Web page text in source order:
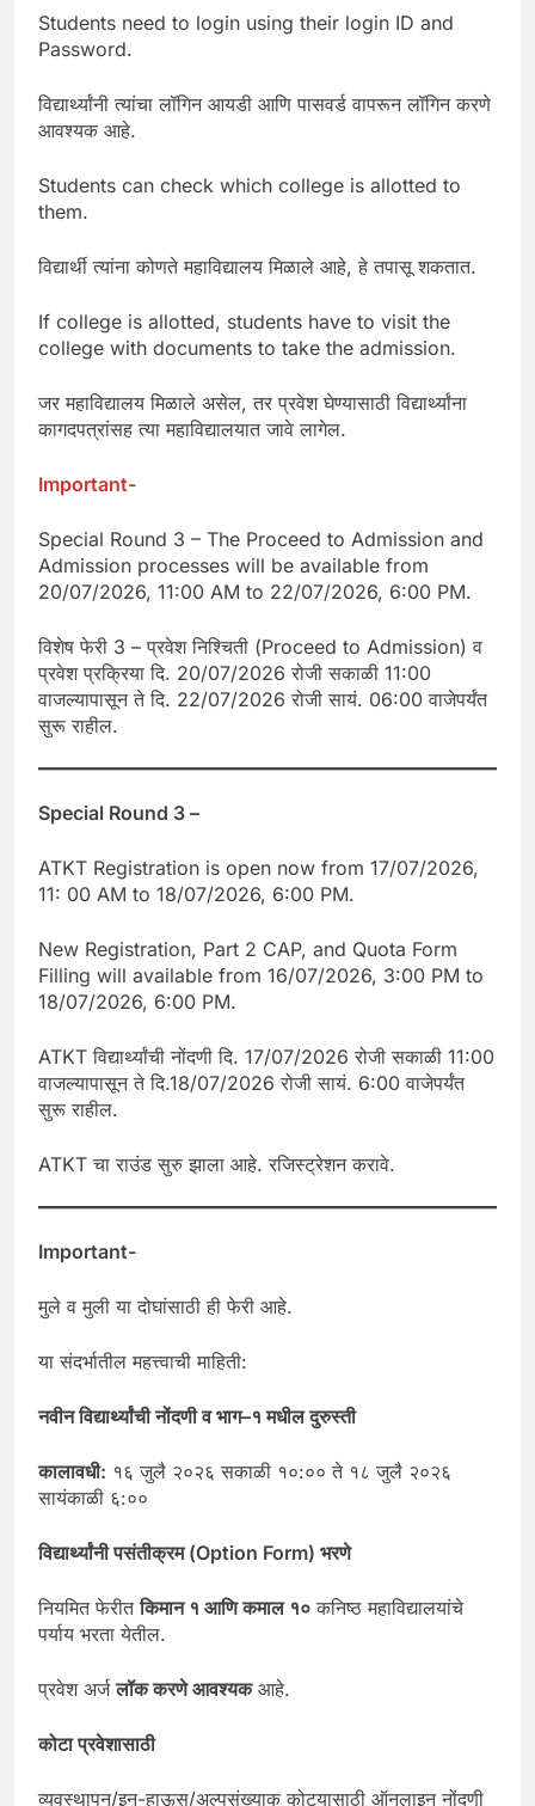
Students need to login using their login ID and
Password.
विद्यार्थ्यांनी त्यांचा लॉगिन आयडी आणि पासवर्ड वापरून लॉगिन करणे
आवश्यक आहे.
Students can check which college is allotted to
them.
विद्यार्थी त्यांना कोणते महाविद्यालय मिळाले आहे, हे तपासू शकतात.
If college is allotted, students have to visit the
college with documents to take the admission.
जर महाविद्यालय मिळाले असेल, तर प्रवेश घेण्यासाठी विद्यार्थ्यांना
कागदपत्रांसह त्या महाविद्यालयात जावे लागेल.
Important-
Special Round 3 – The Proceed to Admission and
Admission processes will be available from
20/07/2026, 11:00 AM to 22/07/2026, 6:00 PM.
विशेष फेरी 3 – प्रवेश निश्चिती (Proceed to Admission) व
प्रवेश प्रक्रिया दि. 20/07/2026 रोजी सकाळी 11:00
वाजल्यापासून ते दि. 22/07/2026 रोजी सायं. 06:00 वाजेपर्यंत
सुरू राहील.
Special Round 3 –
ATKT Registration is open now from 17/07/2026,
11: 00 AM to 18/07/2026, 6:00 PM.
New Registration, Part 2 CAP, and Quota Form
Filling will available from 16/07/2026, 3:00 PM to
18/07/2026, 6:00 PM.
ATKT विद्यार्थ्यांची नोंदणी दि. 17/07/2026 रोजी सकाळी 11:00
वाजल्यापासून ते दि.18/07/2026 रोजी सायं. 6:00 वाजेपर्यंत
सुरू राहील.
ATKT चा राउंड सुरु झाला आहे. रजिस्ट्रेशन करावे.
Important-
मुले व मुली या दोघांसाठी ही फेरी आहे.
या संदर्भातील महत्त्वाची माहिती:
नवीन विद्यार्थ्यांची नोंदणी व भाग–१ मधील दुरुस्ती
कालावधी: १६ जुलै २०२६ सकाळी १०:०० ते १८ जुलै २०२६
सायंकाळी ६:००
विद्यार्थ्यांनी पसंतीक्रम(Option Form) भरणे
नियमित फेरीतकिमान १ आणि कमाल १० कनिष्ठ महाविद्यालयांचे
पर्याय भरता येतील.
प्रवेश अर्जलॉक करणे आवश्यकआहे.
कोटा प्रवेशासाठी
व्यवस्थापन/इन-हाऊस/अल्पसंख्याक कोट्यासाठी ऑनलाइन नोंदणी